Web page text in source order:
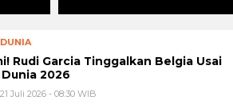
Rudi Garcia Tinggalkan Belgia Usai
Dunia 2026
Juli 2026 - 08:30 WIB